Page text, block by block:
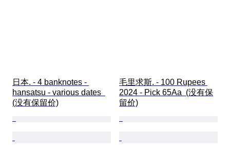
日本. - 4 banknotes -
hansatsu - various dates
(没有保留价)
毛里求斯. - 100 Rupees
2024 - Pick 65Aa  (没有保
留价)